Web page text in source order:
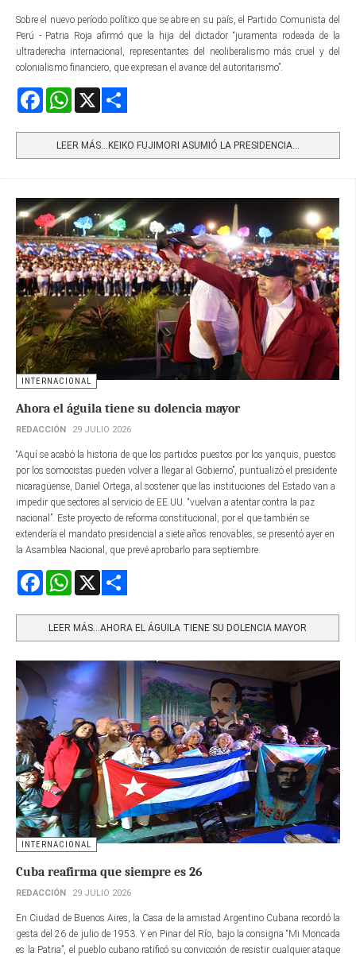
Sobre el nuevo período político que se abre en su país, el Partido Comunista del
Perú - Patria Roja afirmó que la hija del dictador “juramenta rodeada de la
ultraderecha internacional, representantes del neoliberalismo más cruel y del
colonialismo financiero, que expresan el avance del autoritarismo”.
FacebookWhatsApp
LEER MÁS…KEIKO FUJIMORI ASUMIÓ LA PRESIDENCIA...
INTERNACIONAL
Ahora el águila tiene su dolencia mayor
REDACCIÓN 29 JULIO 2026
“Aquí se acabó la historia de que los partidos puestos por los yanquis, puestos
por los somocistas pueden volver a llegar al Gobierno”, puntualizó el presidente
nicaragüense, Daniel Ortega, al sostener que las instituciones del Estado van a
impedir que sectores al servicio de EE.UU. “vuelvan a atentar contra la paz
nacional”. Este proyecto de reforma constitucional, por el que también se
extendería el mandato presidencial a siete años renovables, se presentó ayer en
la Asamblea Nacional, que prevé aprobarlo para septiembre.
FacebookWhatsApp
LEER MÁS…AHORA EL ÁGUILA TIENE SU DOLENCIA MAYOR
INTERNACIONAL
Cuba reafirma que siempre es 26
REDACCIÓN 29 JULIO 2026
En Ciudad de Buenos Aires, la Casa de la amistad Argentino Cubana recordó la
gesta del 26 de julio de 1953. Y en Pinar del Río, bajo la consigna “Mi Moncada
es la Patria”, el pueblo cubano ratificó su convicción de resistir cualquier ataque